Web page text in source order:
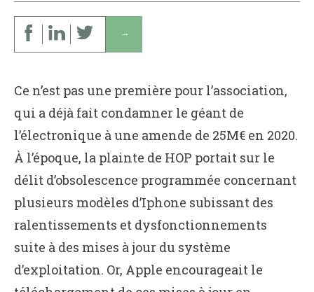
↓
Ce n’est pas une première pour l’association,
qui a déjà fait condamner le géant de
l’électronique à une amende de 25M€ en 2020.
À l’époque, la plainte de HOP portait sur le
délit d’obsolescence programmée concernant
plusieurs modèles d’Iphone subissant des
ralentissements et dysfonctionnements
suite à des mises à jour du système
d’exploitation. Or, Apple encourageait le